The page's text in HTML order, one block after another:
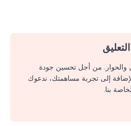
والحوار. من أجل تحسين جودة
إلى تجربة مساهمتك، ندعوك
بنا.